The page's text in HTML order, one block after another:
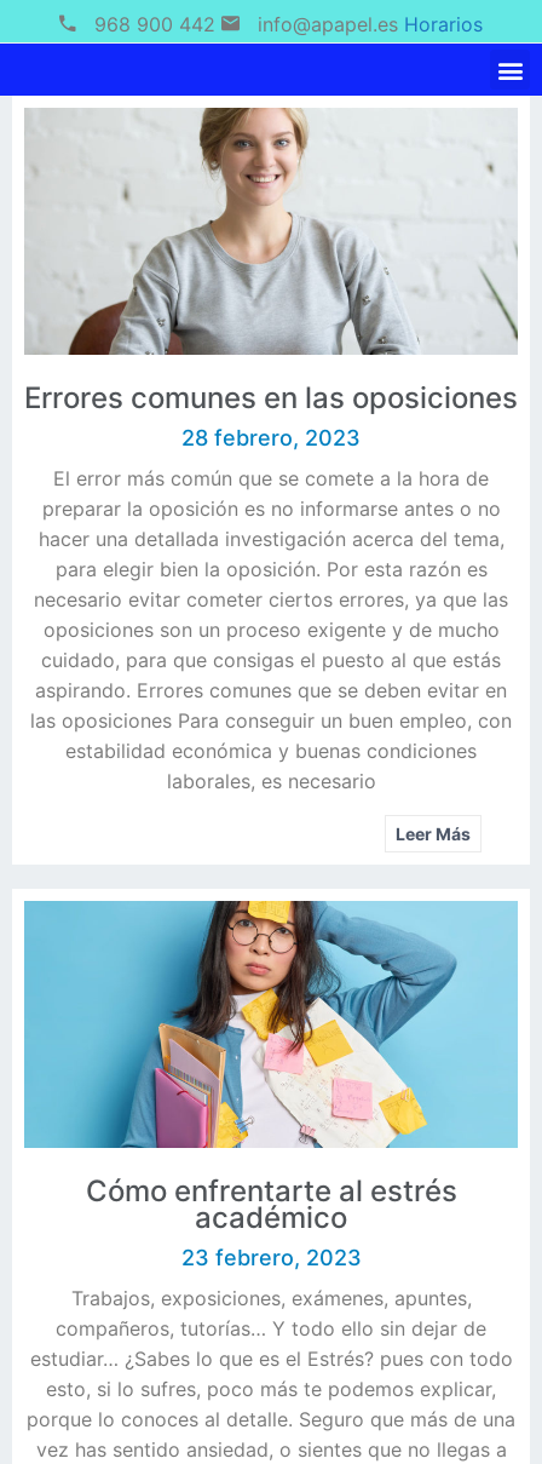
968 900 442 info@apapel.es Horarios
Errores comunes en las oposiciones
28 febrero, 2023
El error más común que se comete a la hora de
preparar la oposición es no informarse antes o no
hacer una detallada investigación acerca del tema,
para elegir bien la oposición. Por esta razón es
necesario evitar cometer ciertos errores, ya que las
oposiciones son un proceso exigente y de mucho
cuidado, para que consigas el puesto al que estás
aspirando. Errores comunes que se deben evitar en
las oposiciones Para conseguir un buen empleo, con
estabilidad económica y buenas condiciones
laborales, es necesario
Leer Más
Cómo enfrentarte al estrés
académico
23 febrero, 2023
Trabajos, exposiciones, exámenes, apuntes,
compañeros, tutorías… Y todo ello sin dejar de
estudiar… ¿Sabes lo que es el Estrés? pues con todo
esto, si lo sufres, poco más te podemos explicar,
porque lo conoces al detalle. Seguro que más de una
vez has sentido ansiedad, o sientes que no llegas a